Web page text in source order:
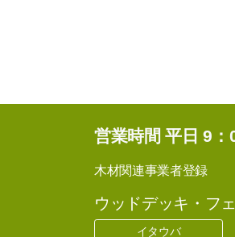
営業時間 平日 9
木材関連事業者登録
ウッドデッキ・フ
イタウバ